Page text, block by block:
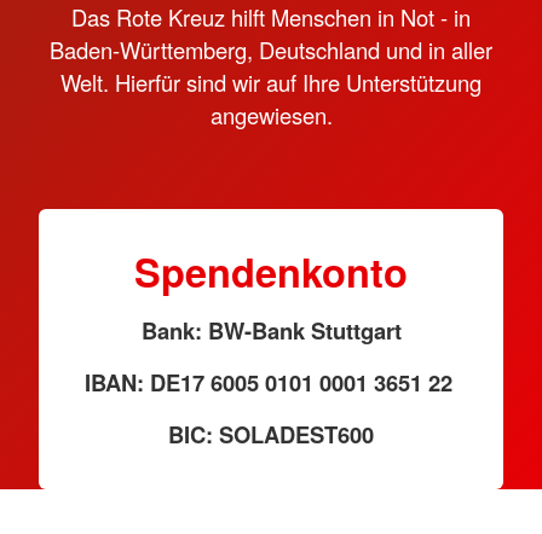
Das Rote Kreuz hilft Menschen in Not - in
Baden-Württemberg, Deutschland und in aller
Welt. Hierfür sind wir auf Ihre Unterstützung
angewiesen.
Spendenkonto
Bank: BW-Bank Stuttgart
IBAN: DE17 6005 0101 0001 3651 22
BIC: SOLADEST600